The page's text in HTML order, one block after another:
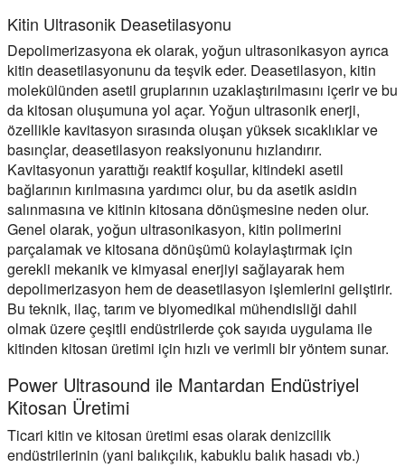
Kitin Ultrasonik Deasetilasyonu
Depolimerizasyona ek olarak, yoğun ultrasonikasyon ayrıca
kitin deasetilasyonunu da teşvik eder. Deasetilasyon, kitin
molekülünden asetil gruplarının uzaklaştırılmasını içerir ve bu
da kitosan oluşumuna yol açar. Yoğun ultrasonik enerji,
özellikle kavitasyon sırasında oluşan yüksek sıcaklıklar ve
basınçlar, deasetilasyon reaksiyonunu hızlandırır.
Kavitasyonun yarattığı reaktif koşullar, kitindeki asetil
bağlarının kırılmasına yardımcı olur, bu da asetik asidin
salınmasına ve kitinin kitosana dönüşmesine neden olur.
Genel olarak, yoğun ultrasonikasyon, kitin polimerini
parçalamak ve kitosana dönüşümü kolaylaştırmak için
gerekli mekanik ve kimyasal enerjiyi sağlayarak hem
depolimerizasyon hem de deasetilasyon işlemlerini geliştirir.
Bu teknik, ilaç, tarım ve biyomedikal mühendisliği dahil
olmak üzere çeşitli endüstrilerde çok sayıda uygulama ile
kitinden kitosan üretimi için hızlı ve verimli bir yöntem sunar.
Power Ultrasound ile Mantardan Endüstriyel
Kitosan Üretimi
Ticari kitin ve kitosan üretimi esas olarak denizcilik
endüstrilerinin (yani balıkçılık, kabuklu balık hasadı vb.)